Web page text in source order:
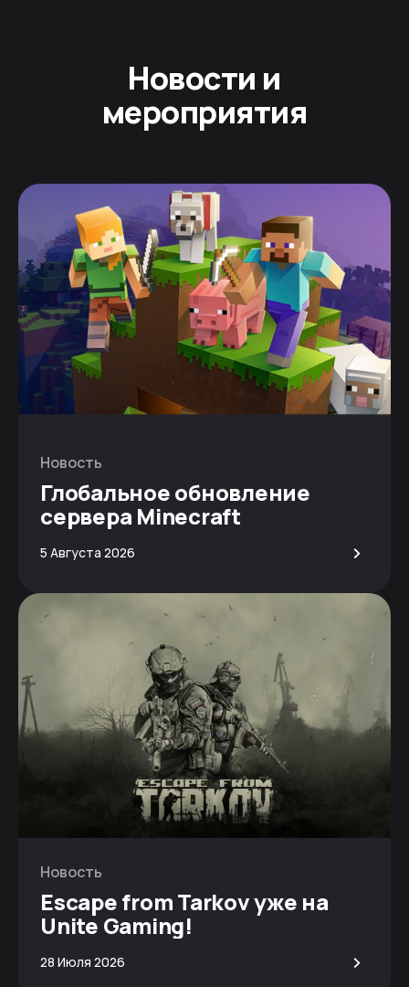
Новости и
мероприятия
Новость
Глобальное обновление
сервера Minecraft
5 Августа 2026 >
Новость
Escape from Tarkov уже на
Unite Gaming!
28 Июля 2026 >